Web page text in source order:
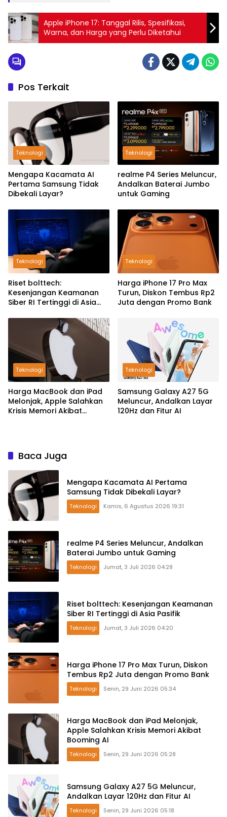
Apple iPhone 17: Tanggal Rilis, Spesifikasi,
Warna, dan Harga yang Perlu Diketahui
Pos Terkait
Teknologi
Mengapa Kacamata AI
Pertama Samsung Tidak
Dibekali Layar?
Teknologi
realme P4 Series Meluncur,
Andalkan Baterai Jumbo
untuk Gaming
Teknologi
Riset bolttech:
Kesenjangan Keamanan
Siber RI Tertinggi di Asia
Teknologi
Harga iPhone 17 Pro Max
Turun, Diskon Tembus Rp2
Juta dengan Promo Bank
Teknologi
Harga MacBook dan iPad
Melonjak, Apple Salahkan
Krisis Memori Akibat
Teknologi
Samsung Galaxy A27 5G
Meluncur, Andalkan Layar
120Hz dan Fitur AI
Baca Juga
Mengapa Kacamata AI Pertama
Samsung Tidak Dibekali Layar?
Teknologi Kamis, 6 Agustus 2026 19:31
realme P4 Series Meluncur, Andalkan
Baterai Jumbo untuk Gaming
Teknologi Jumat, 3 Juli 2026 04:28
Riset bolttech: Kesenjangan Keamanan
Siber RI Tertinggi di Asia Pasifik
Teknologi Jumat, 3 Juli 2026 04:20
Harga iPhone 17 Pro Max Turun, Diskon
Tembus Rp2 Juta dengan Promo Bank
Teknologi Senin, 29 Juni 2026 05:34
Harga MacBook dan iPad Melonjak,
Apple Salahkan Krisis Memori Akibat
Booming AI
Teknologi Senin, 29 Juni 2026 05:28
Samsung Galaxy A27 5G Meluncur,
Andalkan Layar 120Hz dan Fitur AI
Teknologi Senin, 29 Juni 2026 05:18